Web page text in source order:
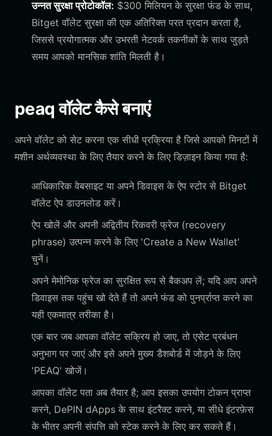
उन्नत सुरक्षा प्रोटोकॉल: $300 मिलियन के सुरक्षा फंड के साथ,
Bitget वॉलेट सुरक्षा की एक अतिरिक्त परत प्रदान करता है,
जिससे प्रयोगात्मक और उभरती नेटवर्क तकनीकों के साथ जुड़ते
समय आपको मानसिक शांति मिलती है।
peaq वॉलेट कैसे बनाएं
अपने वॉलेट को सेट करना एक सीधी प्रक्रिया है जिसे आपको मिनटों में
मशीन अर्थव्यवस्था के लिए तैयार करने के लिए डिज़ाइन किया गया है:
आधिकारिक वेबसाइट या अपने डिवाइस के ऐप स्टोर से Bitget
वॉलेट ऐप डाउनलोड करें।
ऐप खोलें और अपनी अद्वितीय रिकवरी फ्रेज (recovery
phrase) उत्पन्न करने के लिए 'Create a New Wallet'
चुनें।
अपने मेमोनिक फ्रेज का सुरक्षित रूप से बैकअप लें; यदि आप अपने
डिवाइस तक पहुंच खो देते हैं तो अपने फंड को पुनर्प्राप्त करने का
यही एकमात्र तरीका है।
एक बार जब आपका वॉलेट सक्रिय हो जाए, तो एसेट प्रबंधन
अनुभाग पर जाएं और इसे अपने मुख्य डैशबोर्ड में जोड़ने के लिए
'PEAQ' खोजें।
आपका वॉलेट पता अब तैयार है; आप इसका उपयोग टोकन प्राप्त
करने, DePIN dApps के साथ इंटरैक्ट करने, या सीधे इंटरफ़ेस
के भीतर अपनी संपत्ति को स्टेक करने के लिए कर सकते हैं।